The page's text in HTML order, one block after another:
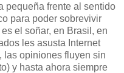
pequeña frente al sentido
para poder sobrevivir
el soñar, en Brasil, en
les asusta Internet
las opiniones fluyen sin
y hasta ahora siempre